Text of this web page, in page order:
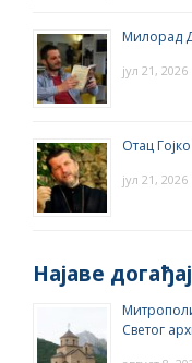
Милорад
јул 21, 2026
Отац
јул 21, 2026
Најаве
Светог